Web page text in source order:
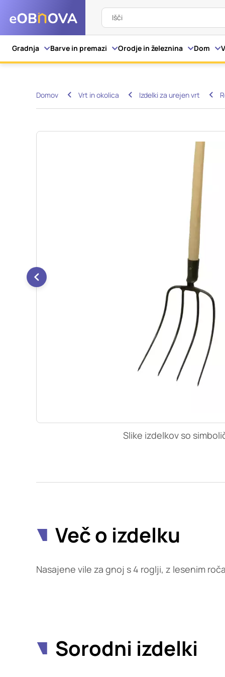
Išči
Gradnja Barve in premazi Orodje in železnina Dom
Domov Vrt in okolica Izdelki za urejen vrt
Slike izdelkov so
Več o izdelku
Nasajene vile za gnoj s 4 roglji, z lesenim
Sorodni izdelki
Nastavitve
Ko obiščete katero
pa skrbijo, da vaše
razkrivajo
izkušnjo. Nekatere
informacij in
tega spletnega
Obvezni piškotki
Ti piškotki so nujni
so nastavljeni samo
zasebnosti, prijava
vas opozori na njih.
Piškotki za
S temi piškotki
našega spletnega
opazujemo, kako se
anonimni. Če
Piškotki za ciljno
Te piškotke